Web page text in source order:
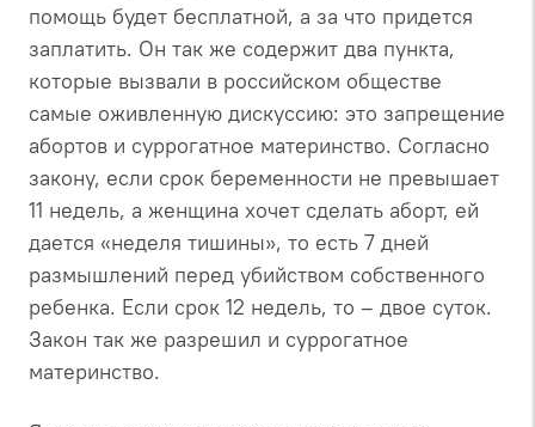
помощь будет бесплатной, а за что придется
заплатить. Он так же содержит два пункта,
которые вызвали в российском обществе
самые оживленную дискуссию: это запрещение
абортов и суррогатное материнство. Согласно
закону, если срок беременности не превышает
11 недель, а женщина хочет сделать аборт, ей
дается «неделя тишины», то есть 7 дней
размышлений перед убийством собственного
ребенка. Если срок 12 недель, то – двое суток.
Закон так же разрешил и суррогатное
материнство.